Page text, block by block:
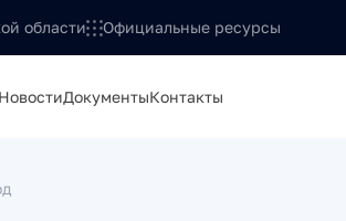
области Официальные ресурсы
НовостиДокументыКонтакты